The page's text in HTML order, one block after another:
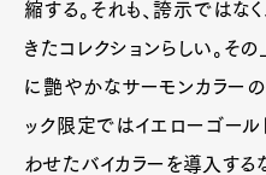
縮する。それも、誇示ではな
きたコレクションらしい。そ
に艶やかなサーモンカラー
ック限定ではイエローゴー
わせたバイカラーを導入する